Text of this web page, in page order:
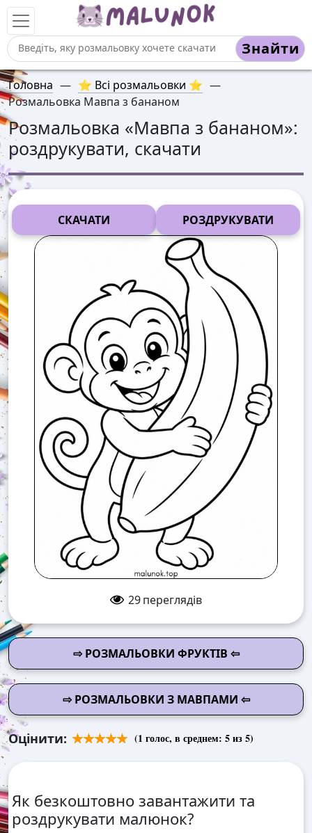
Знайти
Головна — ⭐ Всі розмальовки ⭐ —
Розмальовка Мавпа з бананом
Розмальовка «Мавпа з бананом»:
роздрукувати, скачати
СКАЧАТИ РОЗДРУКУВАТИ
29переглядів
⇨ РОЗМАЛЬОВКИ ФРУКТІВ ⇦
⇨ РОЗМАЛЬОВКИ З МАВПАМИ ⇦
Оцінити: (1 голос, в среднем: 5из 5)
Як безкоштовно завантажити та
роздрукувати малюнок?